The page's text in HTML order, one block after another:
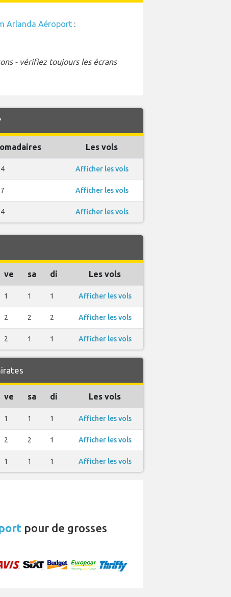
Arlanda Aéroport :
- vérifiez toujours les écrans
Les vols
Afficher les vols
Afficher les vols
Afficher les vols
ve sa di Les vols
1 1 1 Afficher les vols
2 2 2 Afficher les vols
2 1 1 Afficher les vols
ve sa di Les vols
1 1 1 Afficher les vols
2 2 1 Afficher les vols
1 1 1 Afficher les vols
pour de grosses